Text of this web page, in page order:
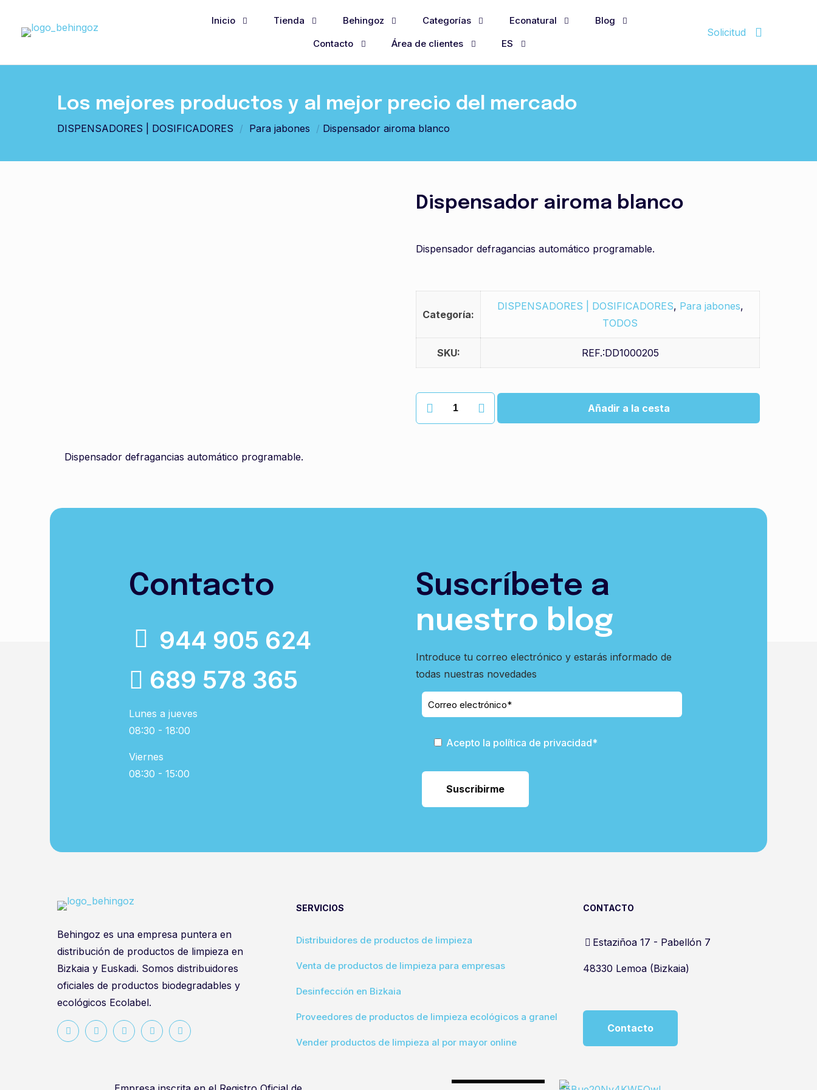
Inicio Tienda Behingoz Categorías Econatural
Blog
Contacto
Área de clientes ES
Solicitud
Los mejores productos y al mejor precio del mercado
DISPENSADORES | DOSIFICADORES / Para jabones / Dispensador airoma blanco
Dispensador airoma blanco
Dispensador defragancias automático programable.
Categoría:
DISPENSADORES | DOSIFICADORES, Para jabones,
TODOS
SKU: REF.:DD1000205
Añadir a la cesta
Dispensador defragancias automático programable.
Contacto
944 905 624
689 578 365
Lunes a jueves
08:30 - 18:00
Viernes
08:30 - 15:00
Suscríbete a
nuestro blog
Introduce tu correo electrónico y estarás informado de
todas nuestras novedades
Acepto la política de privacidad*
Behingoz es una empresa puntera en
distribución de productos de limpieza en
Bizkaia y Euskadi. Somos distribuidores
oficiales de productos biodegradables y
ecológicos Ecolabel.
SERVICIOS
Distribuidores de productos de limpieza
Venta de productos de limpieza para empresas
Desinfección en Bizkaia
Proveedores de productos de limpieza ecológicos a granel
Vender productos de limpieza al por mayor online
CONTACTO
Estaziñoa 17 - Pabellón 7
48330 Lemoa (Bizkaia)
Contacto